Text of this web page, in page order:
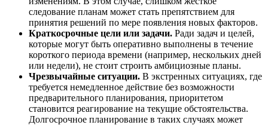
следование планам может стать препятствием для
принятия решений по мере появления новых факторов.
Краткосрочные цели или задачи. Ради задач и целей,
которые могут быть оперативно выполнены в течение
короткого периода времени (например, нескольких дней
или недели), не стоит строить амбициозные планы.
Чрезвычайные ситуации. В экстренных ситуациях, где
требуется немедленное действие без возможности
предварительного планирования, приоритетом
становится реагирование на текущие обстоятельства.
Долгосрочное планирование в таких случаях может